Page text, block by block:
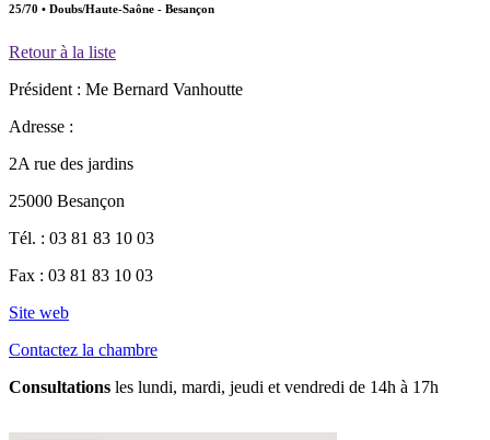
25/70 • Doubs/Haute-Saône - Besançon
Retour à la liste
Président : Me Bernard Vanhoutte
Adresse :
2A rue des jardins
25000 Besançon
Tél. : 03 81 83 10 03
Fax : 03 81 83 10 03
Site web
Contactez la chambre
Consultations les lundi, mardi, jeudi et vendredi de 14h à 17h